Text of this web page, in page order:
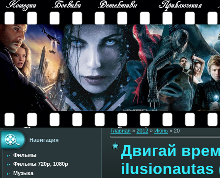
Навигация
Фильмы
Фильмы 720p, 1080p
Музыка
Главная » 2012 » Июнь » 20
Двигай
ilusionautas